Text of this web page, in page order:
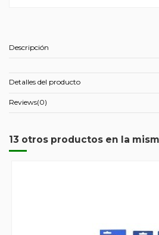
Descripción
Detalles del producto
Reviews(0)
13 otros productos en la